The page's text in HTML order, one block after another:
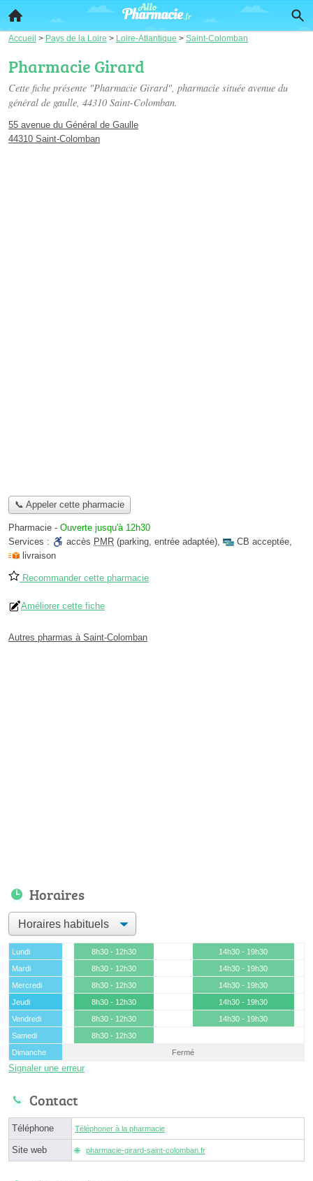
Accueil > Pays de la Loire > Loire-Atlantique > Saint-Colomban
Pharmacie Girard
Cette fiche présente "Pharmacie Girard", pharmacie située avenue du
général de gaulle, 44310 Saint-Colomban.
55 avenue du Général de Gaulle
44310 Saint-Colomban
📞 Appeler cette pharmacie
Pharmacie - Ouverte jusqu'à 12h30
Services :
accès PMR (parking, entrée adaptée), CB acceptée,
livraison
Recommander cette pharmacie
Améliorer cette fiche
Autres pharmas à Saint-Colomban
Horaires
Lundi 8h30 - 12h30
14h30 - 19h30
Mardi
8h30 - 12h30
14h30 - 19h30
Mercredi
8h30 - 12h30
14h30 - 19h30
Jeudi
8h30 - 12h30
14h30 - 19h30
Vendredi
8h30 - 12h30
14h30 - 19h30
Samedi
8h30 - 12h30
Dimanche
Fermé
Signaler une erreur
Contact
Téléphone Téléphoner à la pharmacie
Site web pharmacie-girard-saint-colomban.fr